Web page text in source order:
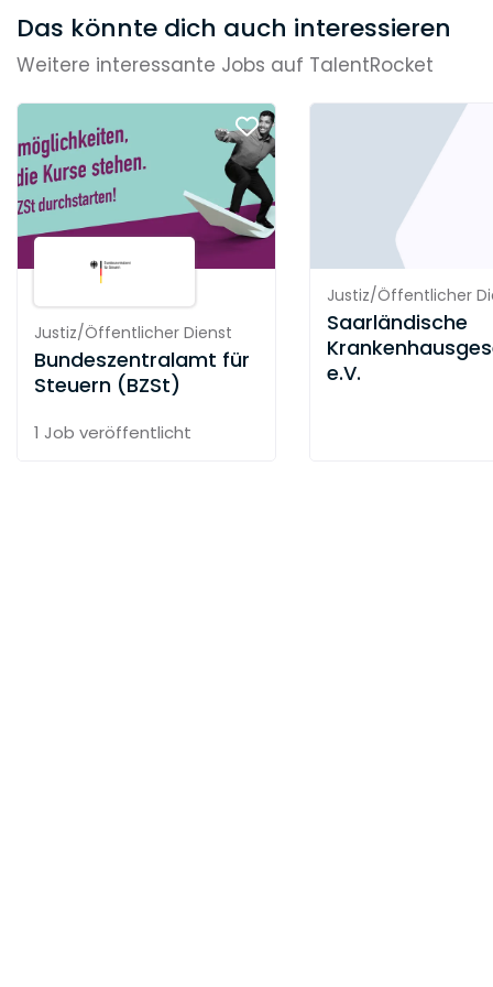
Das könnte dich auch interessieren
Weitere interessante Jobs auf TalentRocket
Justiz/Öffentlicher Dienst
Bundeszentralamt für
Steuern (BZSt)
1 Job veröffentlicht
Justiz/Öffentlicher
Saarländische
e.V.